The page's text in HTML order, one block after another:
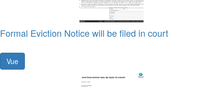
Formal Eviction Notice will be filed in court
Vue